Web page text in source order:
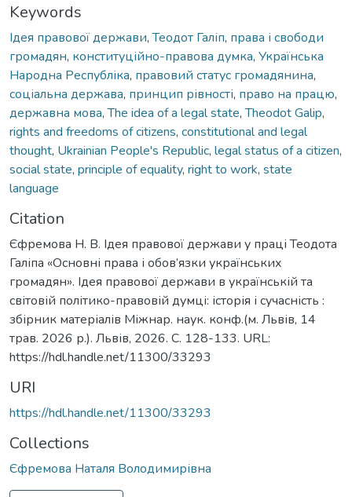
Keywords
Ідея правової держави,Теодот Галіп, права і свободи
громадян, конституційно-правова думка, Українська
Народна Республіка, правовий статус громадянина,
соціальна держава, принцип рівності, право на працю,
державна мова,The idea of ​​a legal state,Theodot Galip,
rights and freedoms of citizens, constitutional and legal
thought, Ukrainian People's Republic, legal status of a citizen,
social state, principle of equality, right to work, state
language
Citation
Єфремова Н. В. Ідея правової держави у праці Теодота
Галіпа «Основні права і обов’язки українських
громадян». Ідея правової держави в українській та
світовій політико-правовій думці: історія і сучасність :
збірник матеріалів Міжнар. наук. конф.(м. Львів, 14
трав. 2026 р.). Львів, 2026. С. 128-133. URL:
https://hdl.handle.net/11300/33293
URI
https://hdl.handle.net/11300/33293
Collections
Єфремова Наталя Володимирівна